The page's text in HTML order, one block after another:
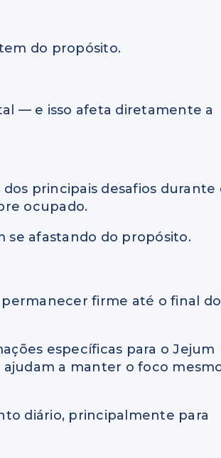
do propósito.
— e isso afeta diretamente a
principais desafios durante
ocupado.
se afastando do propósito.
firme até o final
específicas para o Jejum
a manter o foco
diário, principalmente para